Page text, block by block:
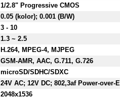
1/2.8" Progressive CMOS
0.05 (kolor); 0.001 (B/W)
3 - 10
1.3 ~ 2.5
H.264, MPEG-4, MJPEG
GSM-AMR, AAC, G.711, G.726
microSD/SDHC/SDXC
24V AC; 12V DC; 802,3af Power-over-
2048x1536